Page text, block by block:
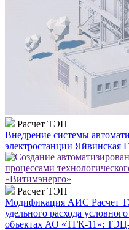
Расчет ТЭП
Внедрение системы
электростанции
Расчет ТЭП
Модификация АИС Расчет
удельного расхода
объектах АО «ТГК-11»: